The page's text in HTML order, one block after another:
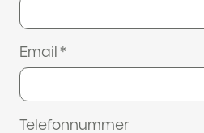
Email *
Telefonnummer